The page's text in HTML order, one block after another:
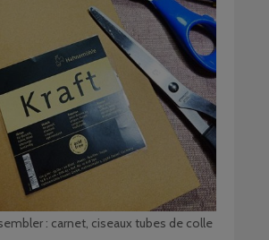
: carnet, ciseaux tubes de colle